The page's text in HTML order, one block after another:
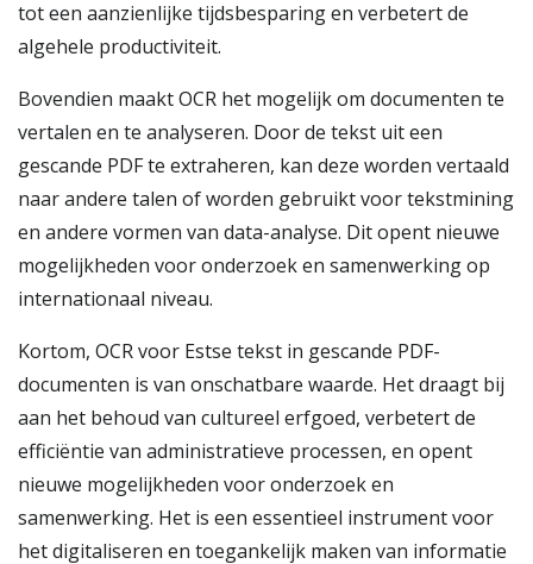
tot een aanzienlijke tijdsbesparing en verbetert de
algehele productiviteit.
Bovendien maakt OCR het mogelijk om documenten te
vertalen en te analyseren. Door de tekst uit een
gescande PDF te extraheren, kan deze worden vertaald
naar andere talen of worden gebruikt voor tekstmining
en andere vormen van data-analyse. Dit opent nieuwe
mogelijkheden voor onderzoek en samenwerking op
internationaal niveau.
Kortom, OCR voor Estse tekst in gescande PDF-
documenten is van onschatbare waarde. Het draagt bij
aan het behoud van cultureel erfgoed, verbetert de
efficiëntie van administratieve processen, en opent
nieuwe mogelijkheden voor onderzoek en
samenwerking. Het is een essentieel instrument voor
het digitaliseren en toegankelijk maken van informatie